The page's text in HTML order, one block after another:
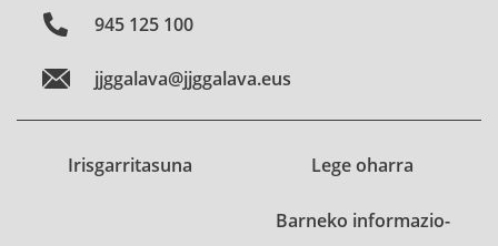
945 125 100
jjggalava@jjggalava.eus
Irisgarritasuna Lege oharra
Barneko informazio-